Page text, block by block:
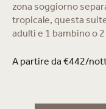
zona soggiorno
tropicale, questa
adulti e 1 bambino o
A partire da €442/